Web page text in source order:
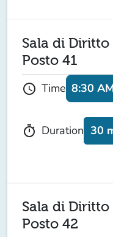
Sala di
Posto 41
schedule Time 8:30
timer Duration 30
Sala di
Posto 42